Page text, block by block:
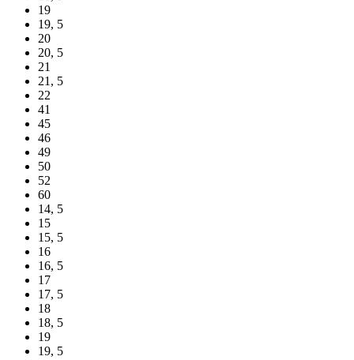
19
19, 5
20
20, 5
21
21, 5
22
41
45
46
49
50
52
60
14, 5
15
15, 5
16
16, 5
17
17, 5
18
18, 5
19
19, 5